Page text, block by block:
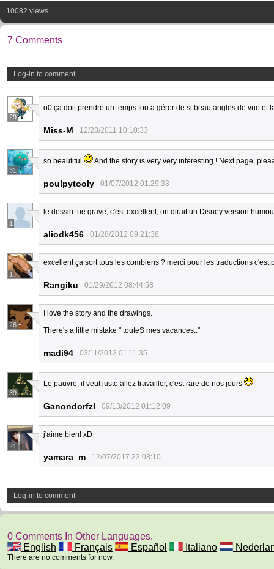
10082 views
7 Comments
Log-in to comment
29
o0 ça doit prendre un temps fou a gérer de si beau angles de vue et
Miss-M 12/28/2011 10:10:33
31
so beautiful And the story is very very interesting ! Next page,
poulpytooly 01/07/2012 01:29:33
1
le dessin tue grave, c'est excellent, on dirait un Disney version
aliodk456 01/28/2012 09:21:38
1
excellent ça sort tous les combiens ? merci pour les traductions c'est
Rangiku 01/29/2012 08:44:58
26
I love the story and the drawings.
There's a little mistake " touteS mes vacances.."
madi94 03/11/2012 01:11:35
39
Le pauvre, il veut juste allez travailler, c'est rare de nos jours
Ganondorfzl 09/13/2012 01:12:09
21
j'aime bien! xD
yamara_m 12/07/2017 23:08:10
Log-in to comment
0 Comments In Other Languages.
English
Français Español Italiano
There are no comments for now.